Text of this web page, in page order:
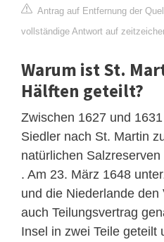
Antrag auf Entfernung der
vollständige Antwort auf
Warum ist St.
Hälften geteilt?
Zwischen 1627 und
Siedler nach St. Martin
natürlichen
. Am 23. März 1648
und die Niederlande
auch Teilungsvertrag
Insel in zwei Teile geteilt